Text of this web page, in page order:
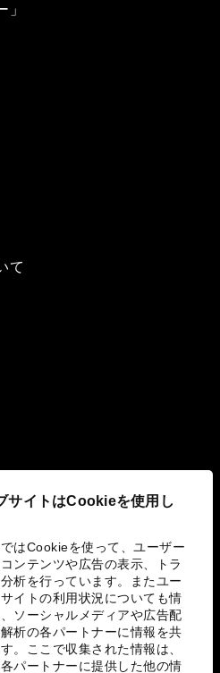
サイトはCookieを使用し
はCookieを使って、ユーザー
ンテンツや広告の表示、トラ
析を行っています。またユー
イトの利用状況についても情
ソーシャルメディアや広告配
析の各パートナーに情報を共
。ここで収集された情報は、
パートナーに提供した他の情
て
み